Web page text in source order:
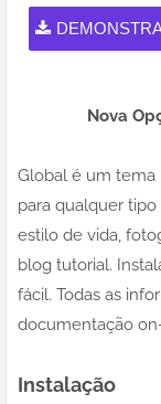
Nova
Global é um tema
para qualquer
estilo de vida,
blog tutorial.
fácil. Todas as
documentação
Instalação